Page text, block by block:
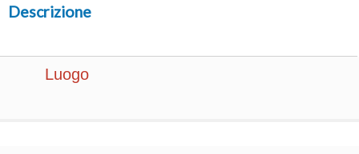
Descrizione
Luogo